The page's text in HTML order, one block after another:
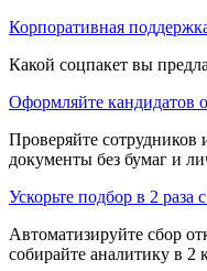
Корпоративная
Какой соцпакет вы
Оформляйте кандидатов
Проверяйте
документы без бумаг и
Ускорьте подбор в 2 раза
Автоматизируйте сбор
собирайте аналитику в 2